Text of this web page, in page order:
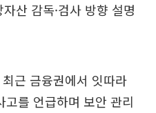
산 감독·검사 방향 설명
근 금융권에서 잇따라
를 언급하며 보안 관리